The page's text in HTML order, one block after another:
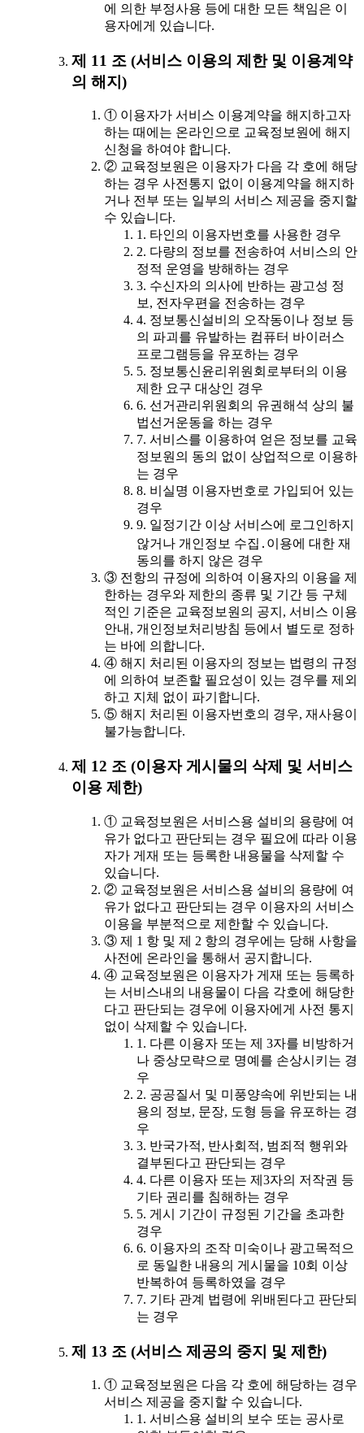
에 의한 부정사용 등에 대한 모든 책임은 이
용자에게 있습니다.
제 11 조 (서비스 이용의 제한 및 이용계약
의 해지)
① 이용자가 서비스 이용계약을 해지하고자
하는 때에는 온라인으로 교육정보원에 해지
신청을 하여야 합니다.
② 교육정보원은 이용자가 다음 각 호에 해당
하는 경우 사전통지 없이 이용계약을 해지하
거나 전부 또는 일부의 서비스 제공을 중지할
수 있습니다.
1. 타인의 이용자번호를 사용한 경우
2. 다량의 정보를 전송하여 서비스의 안
정적 운영을 방해하는 경우
3. 수신자의 의사에 반하는 광고성 정
보, 전자우편을 전송하는 경우
4. 정보통신설비의 오작동이나 정보 등
의 파괴를 유발하는 컴퓨터 바이러스
프로그램등을 유포하는 경우
5. 정보통신윤리위원회로부터의 이용
제한 요구 대상인 경우
6. 선거관리위원회의 유권해석 상의 불
법선거운동을 하는 경우
7. 서비스를 이용하여 얻은 정보를 교육
정보원의 동의 없이 상업적으로 이용하
는 경우
8. 비실명 이용자번호로 가입되어 있는
경우
9. 일정기간 이상 서비스에 로그인하지
않거나 개인정보 수집․이용에 대한 재
동의를 하지 않은 경우
③ 전항의 규정에 의하여 이용자의 이용을 제
한하는 경우와 제한의 종류 및 기간 등 구체
적인 기준은 교육정보원의 공지, 서비스 이용
안내, 개인정보처리방침 등에서 별도로 정하
는 바에 의합니다.
④ 해지 처리된 이용자의 정보는 법령의 규정
에 의하여 보존할 필요성이 있는 경우를 제외
하고 지체 없이 파기합니다.
⑤ 해지 처리된 이용자번호의 경우, 재사용이
불가능합니다.
제 12 조 (이용자 게시물의 삭제 및 서비스
이용 제한)
① 교육정보원은 서비스용 설비의 용량에 여
유가 없다고 판단되는 경우 필요에 따라 이용
자가 게재 또는 등록한 내용물을 삭제할 수
있습니다.
② 교육정보원은 서비스용 설비의 용량에 여
유가 없다고 판단되는 경우 이용자의 서비스
이용을 부분적으로 제한할 수 있습니다.
③ 제 1 항 및 제 2 항의 경우에는 당해 사항을
사전에 온라인을 통해서 공지합니다.
④ 교육정보원은 이용자가 게재 또는 등록하
는 서비스내의 내용물이 다음 각호에 해당한
다고 판단되는 경우에 이용자에게 사전 통지
없이 삭제할 수 있습니다.
1. 다른 이용자 또는 제 3자를 비방하거
나 중상모략으로 명예를 손상시키는 경
우
2. 공공질서 및 미풍양속에 위반되는 내
용의 정보, 문장, 도형 등을 유포하는 경
우
3. 반국가적, 반사회적, 범죄적 행위와
결부된다고 판단되는 경우
4. 다른 이용자 또는 제3자의 저작권 등
기타 권리를 침해하는 경우
5. 게시 기간이 규정된 기간을 초과한
경우
6. 이용자의 조작 미숙이나 광고목적으
로 동일한 내용의 게시물을 10회 이상
반복하여 등록하였을 경우
7. 기타 관계 법령에 위배된다고 판단되
는 경우
제 13 조 (서비스 제공의 중지 및 제한)
① 교육정보원은 다음 각 호에 해당하는 경우
서비스 제공을 중지할 수 있습니다.
1. 서비스용 설비의 보수 또는 공사로